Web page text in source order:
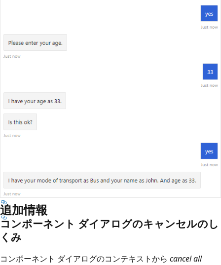
追加情報
コンポーネント ダイアログのキャンセルのし
くみ
コンポーネント ダイアログのコンテキストから cancel all